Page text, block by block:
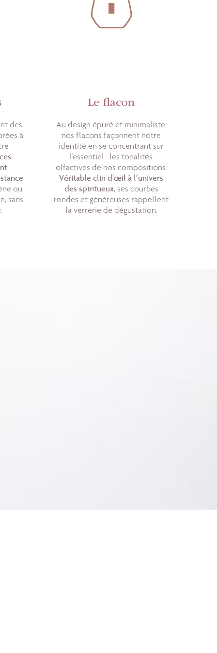
des
à
ou
sans
Le flacon
Au design épuré et minimaliste,
nos flacons façonnent notre
identité en se concentrant sur
l’essentiel : les tonalités
olfactives de nos compositions.
Véritable clin d'œil à l’univers
des spiritueux, ses courbes
rondes et généreuses rappellent
la verrerie de dégustation.